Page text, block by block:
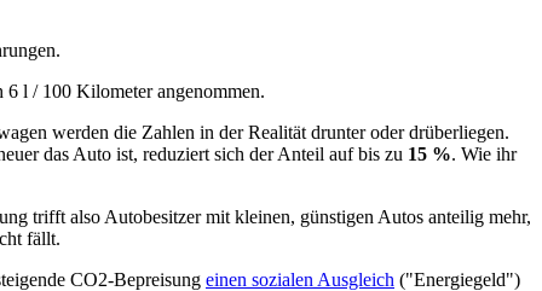
l / 100 Kilometer angenommen.
werden die Zahlen in der Realität drunter oder drüberliegen.
das Auto ist, reduziert sich der Anteil auf bis zu 15 %. Wie ihr
trifft also Autobesitzer mit kleinen, günstigen Autos anteilig mehr,
fällt.
CO2-Bepreisung einen sozialen Ausgleich ("Energiegeld")